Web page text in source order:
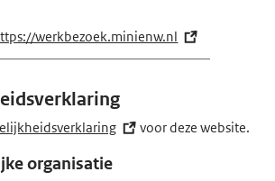
werkbezoek.minienw.nl (e
x
r
(externe
voor deze website.
organisatie